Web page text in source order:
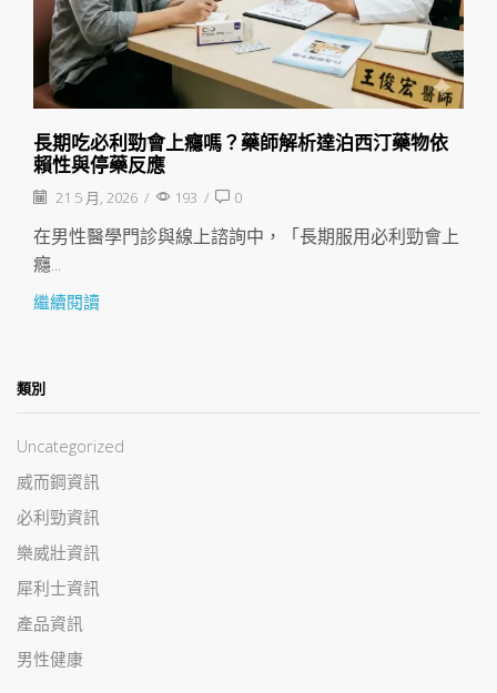
長期吃必利勁會上癮嗎？藥師解析達泊西汀藥物依
賴性與停藥反應
21 5 月, 2026 / 193 / 0
在男性醫學門診與線上諮詢中，「長期服用必利勁會上
癮...
繼續閱讀
類別
Uncategorized
威而鋼資訊
必利勁資訊
樂威壯資訊
犀利士資訊
產品資訊
男性健康